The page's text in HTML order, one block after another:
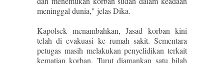
meninggal dunia," jelas Dika.
Kapolsek menambahkan, Jasad korban kini
telah di evakuasi ke rumah sakit. Sementara
petugas masih melakukan penyelidikan terkait
kematian korban. Turut diamankan satu bilah